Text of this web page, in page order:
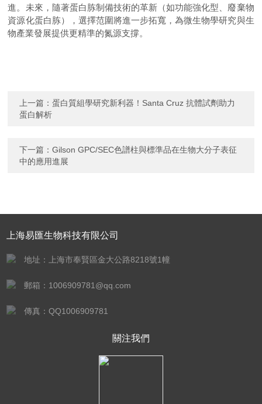
進。未來，隨著蛋白胨制備技術的革新（如功能強化型、廢棄物
資源化蛋白胨），選擇范圍將進一步拓寬，為微生物學研究與生
物產業發展提供更精準的氮源支撐。
上一篇：蛋白質組學研究新利器！Santa Cruz 抗體試劑助力
蛋白解析
下一篇：Gilson GPC/SEC色譜柱與標準品在生物大分子表征
中的應用進展
上海易匯生物科技有限公司
地址：上海市奉賢區金大公路8218號1幢
郵箱：1006909781@qq.com
傳真：QQ1006909781
關注我們